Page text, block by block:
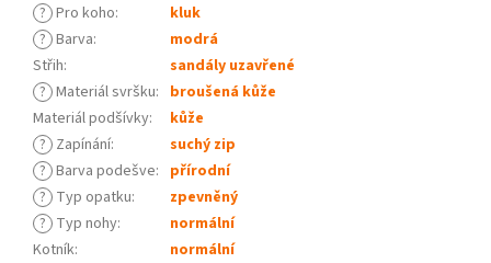
? Pro koho:
kluk
? Barva:
modrá
Střih:
sandály uzavřené
? Materiál svršku: broušená kůže
Materiál podšívky:
kůže
? Zapínání:
suchý zip
? Barva podešve: přírodní
? Typ opatku:
zpevněný
? Typ nohy:
normální
Kotník:
normální